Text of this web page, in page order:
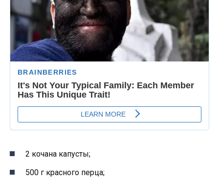
2 кочана капусты;
500 г красного перца;